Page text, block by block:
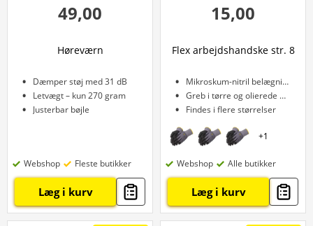
49,00
Høreværn
Dæmper støj med 31 dB
Letvægt – kun 270 gram
Justerbar bøjle
Webshop Fleste butikker
Læg i kurv
15,00
Flex arbejdshandske str. 8
Mikroskum-nitril belægning
Greb i tørre og olierede miljøer
Findes i flere størrelser
+1
Webshop Alle butikker
Læg i kurv